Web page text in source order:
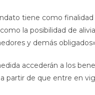
tiene como finalidad
la posibilidad de
y demás
accederán a los
partir de que entre en